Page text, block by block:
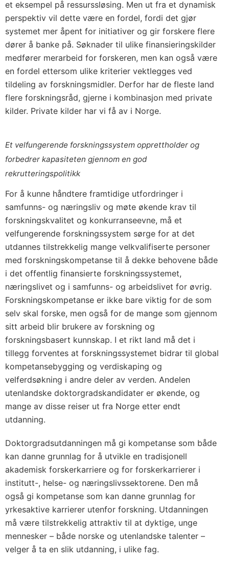
et eksempel på ressurssløsing. Men ut fra et dynamisk
perspektiv vil dette være en fordel, fordi det gjør
systemet mer åpent for initiativer og gir forskere flere
dører å banke på. Søknader til ulike finansieringskilder
medfører merarbeid for forskeren, men kan også være
en fordel ettersom ulike kriterier vektlegges ved
tildeling av forskningsmidler. Derfor har de fleste land
flere forskningsråd, gjerne i kombinasjon med private
kilder. Private kilder har vi få av i Norge.
Et velfungerende forskningssystem opprettholder og
forbedrer kapasiteten gjennom en god
rekrutteringspolitikk
For å kunne håndtere framtidige utfordringer i
samfunns- og næringsliv og møte økende krav til
forskningskvalitet og konkurranseevne, må et
velfungerende forskningssystem sørge for at det
utdannes tilstrekkelig mange velkvalifiserte personer
med forskningskompetanse til å dekke behovene både
i det offentlig finansierte forskningssystemet,
næringslivet og i samfunns- og arbeidslivet for øvrig.
Forskningskompetanse er ikke bare viktig for de som
selv skal forske, men også for de mange som gjennom
sitt arbeid blir brukere av forskning og
forskningsbasert kunnskap. I et rikt land må det i
tillegg forventes at forskningssystemet bidrar til global
kompetansebygging og verdiskaping og
velferdsøkning i andre deler av verden. Andelen
utenlandske doktorgradskandidater er økende, og
mange av disse reiser ut fra Norge etter endt
utdanning.
Doktorgradsutdanningen må gi kompetanse som både
kan danne grunnlag for å utvikle en tradisjonell
akademisk forskerkarriere og for forskerkarrierer i
institutt-, helse- og næringslivssektorene. Den må
også gi kompetanse som kan danne grunnlag for
yrkesaktive karrierer utenfor forskning. Utdanningen
må være tilstrekkelig attraktiv til at dyktige, unge
mennesker – både norske og utenlandske talenter –
velger å ta en slik utdanning, i ulike fag.